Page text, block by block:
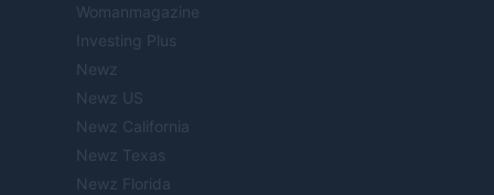
Womanmagazine
Investing Plus
Newz
Newz US
Newz California
Newz Texas
Newz Florida